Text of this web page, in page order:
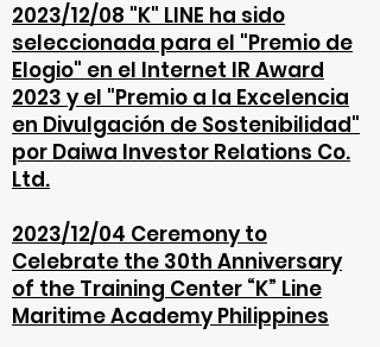
2023/12/08 "K" LINE ha sido
seleccionada para el "Premio de
Elogio" en el Internet IR Award
2023 y el "Premio a la Excelencia
en Divulgación de Sostenibilidad"
por Daiwa Investor Relations Co.
Ltd.
2023/12/04 Ceremony to
Celebrate the 30th Anniversary
of the Training Center “K” Line
Maritime Academy Philippines